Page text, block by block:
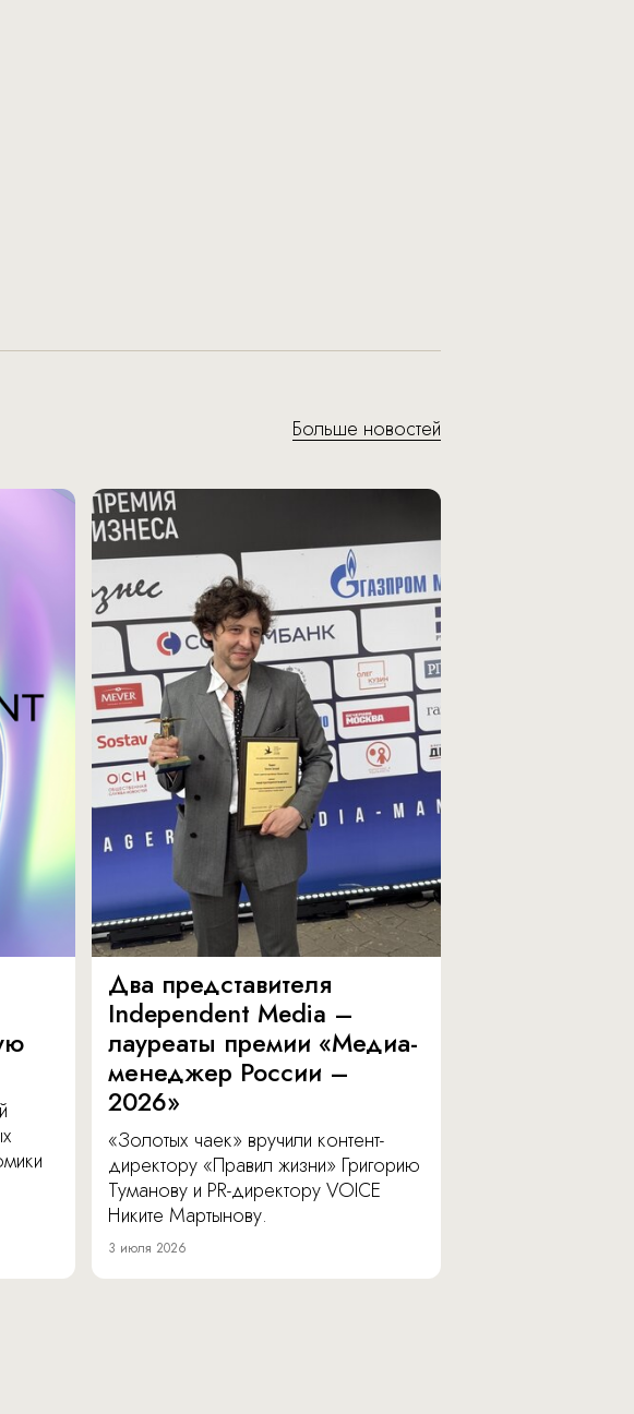
Больше новостей
Два представителя
Independent Media –
лауреаты премии «Медиа-
менеджер России –
2026»
«Золотых чаек» вручили контент-
директору «Правил жизни» Григорию
Туманову и PR-директору VOICE
Никите Мартынову.
3 июля 2026